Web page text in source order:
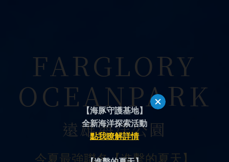
【海豚守護基地】
全新海洋探索活動
點我瞭解詳情
FARGLORY
OCEANPARK
遠雄海洋公園
今夏最強聯名【進擊的夏天】